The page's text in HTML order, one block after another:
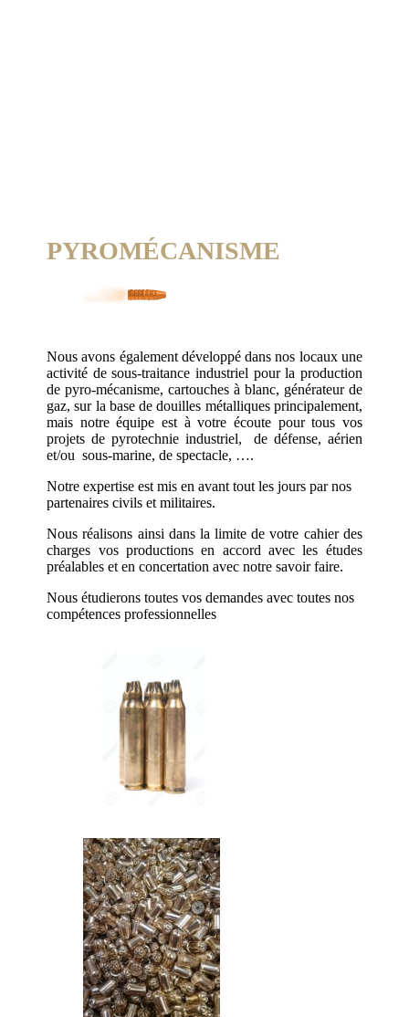
PYROMÉCANISME
Nous avons également développé dans nos locaux une
activité de sous-traitance industriel pour la production
de pyro-mécanisme, cartouches à blanc, générateur de
gaz, sur la base de douilles métalliques principalement,
mais notre équipe est à votre écoute pour tous vos
projets de pyrotechnie industriel, de défense, aérien
et/ou sous-marine, de spectacle, ….
Notre expertise est mis en avant tout les jours par nos
partenaires civils et militaires.
Nous réalisons ainsi dans la limite de votre cahier des
charges vos productions en accord avec les études
préalables et en concertation avec notre savoir faire.
Nous étudierons toutes vos demandes avec toutes nos
compétences professionnelles